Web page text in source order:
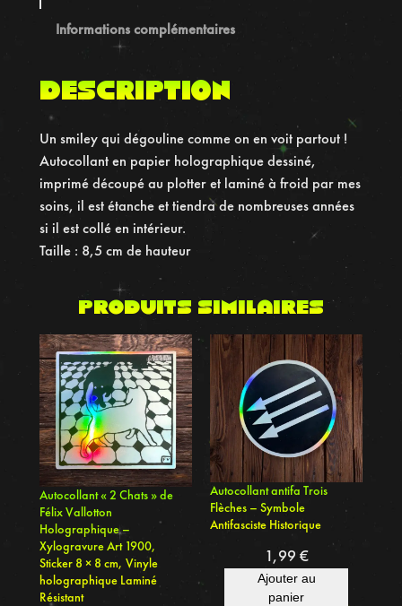
u
o
l
a
n
t
h
o
r
a
p
h
i
q
u
e
s
m
i
l
Informations complémentaires
Description
Un smiley qui dégouline comme on en voit partout !
Autocollant en papier holographique dessiné,
imprimé découpé au plotter et laminé à froid par mes
soins, il est étanche et tiendra de nombreuses années
si il est collé en intérieur.
Taille : 8,5 cm de hauteur
Produits similaires
Autocollant « 2 Chats » de
Félix Vallotton
Holographique –
Xylogravure Art 1900,
Sticker 8 × 8 cm, Vinyle
holographique Laminé
Résistant
Autocollant antifa Trois
Flèches – Symbole
Antifasciste Historique
1,99 €
Ajouter au
panier